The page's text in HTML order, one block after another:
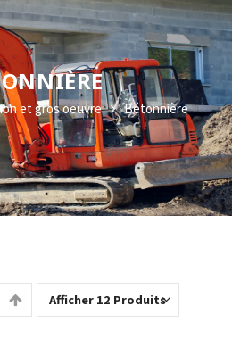
et gros oeuvre Bétonnière
Afficher 12 Produits